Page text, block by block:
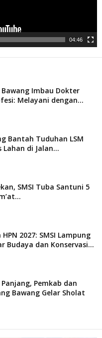
04:46
Imbau Dokter
Melayani dengan...
Bantah Tuduhan LSM
Lahan di Jalan...
SMSI Tuba Santuni 5
2027: SMSI Lampung
Budaya dan Konservasi...
Pemkab dan
Bawang Gelar Sholat